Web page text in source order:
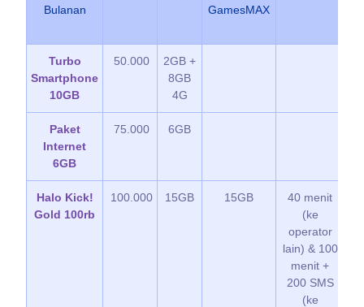
Bulanan
GamesMAX
Turbo
Smartphone
10GB
50.000
2GB +
8GB
4G
Paket
Internet
6GB
75.000 6GB
Halo Kick!
Gold 100rb
100.000 15GB 15GB
40 menit
(ke
operator
lain) & 100
menit +
200 SMS
(ke